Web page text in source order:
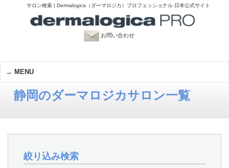
サロン検索 | Dermalogica（ダーマロジカ）プロフェッショナル 日本公式サイト
お問い合わせ
MENU
静岡のダーマロジカサロン一覧
絞り込み検索